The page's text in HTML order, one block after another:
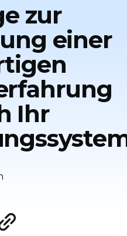
zur
einer
Ihr